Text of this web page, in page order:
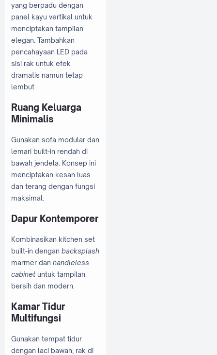
yang berpadu dengan
panel kayu vertikal untuk
menciptakan tampilan
elegan. Tambahkan
pencahayaan LED pada
sisi rak untuk efek
dramatis namun tetap
lembut.
Ruang Keluarga
Minimalis
Gunakan sofa modular dan
lemari built-in rendah di
bawah jendela. Konsep ini
menciptakan kesan luas
dan terang dengan fungsi
maksimal.
Dapur Kontemporer
Kombinasikan kitchen set
built-in dengan backsplash
marmer dan handleless
cabinet untuk tampilan
bersih dan modern.
Kamar Tidur
Multifungsi
Gunakan tempat tidur
dengan laci bawah, rak di